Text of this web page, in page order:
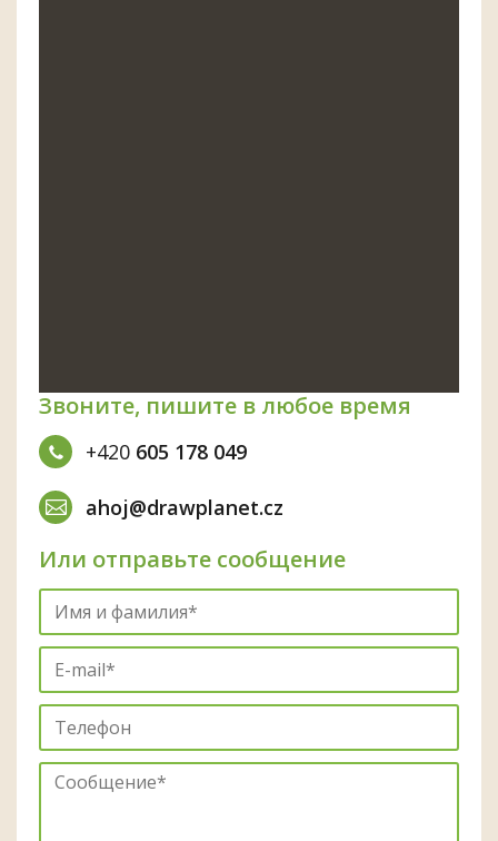
Звоните, пишите в любое время
+420 605 178 049
ahoj@drawplanet.cz
Или отправьте сообщение